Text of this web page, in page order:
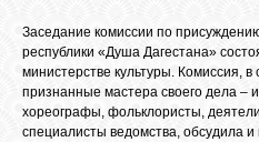
ВИДЕО
МУЗЫКА
Заседание комиссии по
республики «Душа Дагестана»
министерстве культуры. Комиссия, в
признанные мастера своего дела –
хореографы, фольклористы, деятели
специалисты ведомства, обсудила